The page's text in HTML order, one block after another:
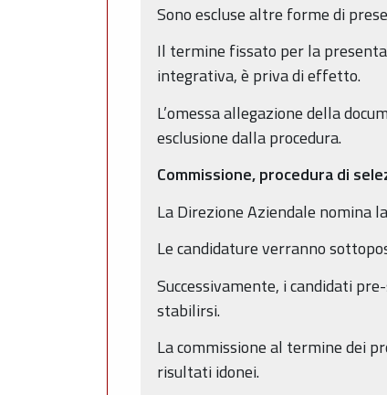
Sono escluse altre forme di
Il termine fissato per la
integrativa, è priva di effetto.
L’omessa allegazione della
esclusione dalla procedura.
Commissione, procedura di
La Direzione Aziendale nomina
Le candidature verranno
Successivamente, i candidati
stabilirsi.
La commissione al termine dei
risultati idonei.